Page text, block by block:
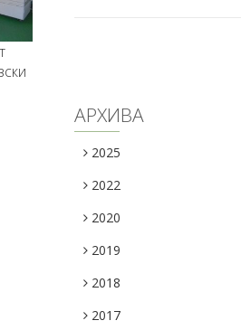
Промоција на романот ,,Sид
што оди" на авторот Илх...
АРХИВА
2025
2022
2020
2019
2018
2017